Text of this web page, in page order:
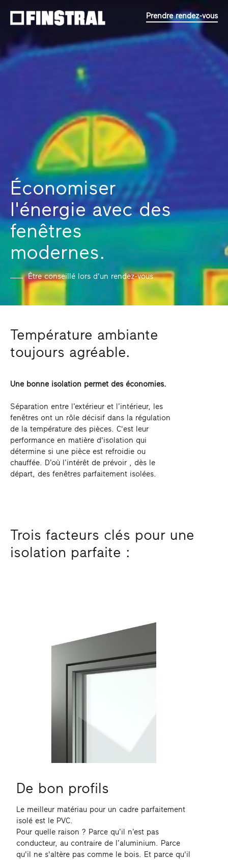
Prendre rendez-vous
Économiser
l'énergie avec des
fenêtres
modernes.
Être conseillé lors d'un rendez-vous
Température ambiante
toujours agréable.
Une bonne isolation permet des économies.
Séparation entre l’extérieur et l’intérieur, les
fenêtres ont un rôle décisif dans la régulation
de la température des pièces. C'est leur
performance en matière d'isolation qui
détermine si une pièce est refroidie ou
chauffée. D’où l’intérêt de prévoir , dès le
départ, des fenêtres parfaitement isolées.
Trois facteurs clés pour une
isolation parfaite :
De bon profils
Le meilleur matériau pour un cadre parfaitement
isolé est le PVC.
Pour quelle raison ? Parce qu’il n’est pas
conducteur, au contraire de l’aluminium. Parce
qu'il ne s'altère pas comme le bois. Et parce qu'il